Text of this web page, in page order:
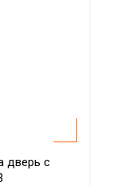
дверь с